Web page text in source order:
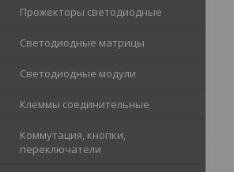
Прожекторы светодиодные
Светодиодные матрицы
Светодиодные модули
Клеммы соединительные
Коммутация, кнопки,
переключатели